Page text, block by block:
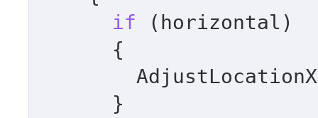
if (horizontal)